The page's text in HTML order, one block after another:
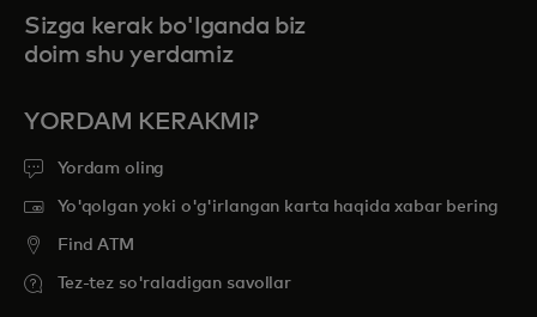
Sizga kerak bo'lganda biz
doim shu yerdamiz
YORDAM KERAKMI?
Yordam oling
Yo'qolgan yoki o'g'irlangan karta haqida xabar bering
Find ATM
Tez-tez so'raladigan savollar